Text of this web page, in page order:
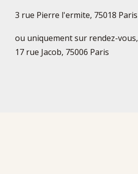
3 rue Pierre l'ermite, 75018 Paris
ou uniquement sur rendez-vous,
17 rue Jacob, 75006 Paris